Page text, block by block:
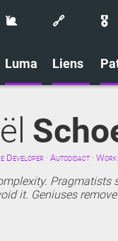
🐌
Luma
🔗
Liens
🎖️
Developer · Autodidact ·
Pragmatists
it. Geniuses